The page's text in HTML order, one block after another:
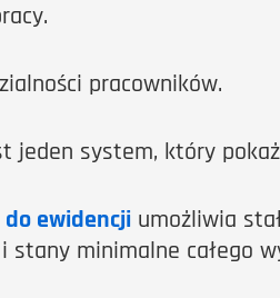
pracowników.
jeden system, który
ewidencji umożliwia
stany minimalne całego